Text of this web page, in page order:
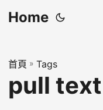
Home
首頁 » Tags
pull